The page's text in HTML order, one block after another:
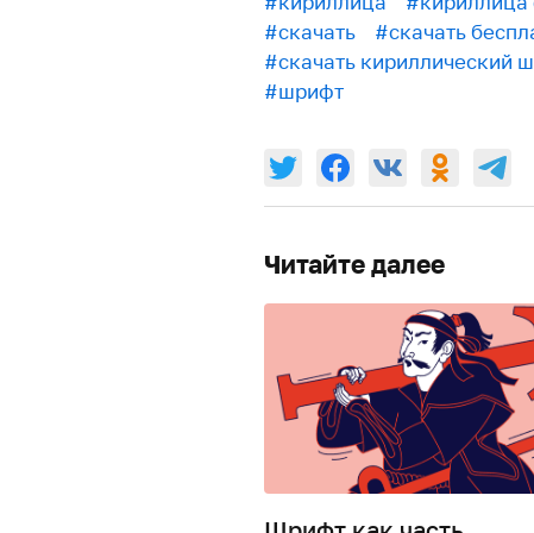
#скачать
#скачать
#скачать кириллический
#шрифт
Читайте далее